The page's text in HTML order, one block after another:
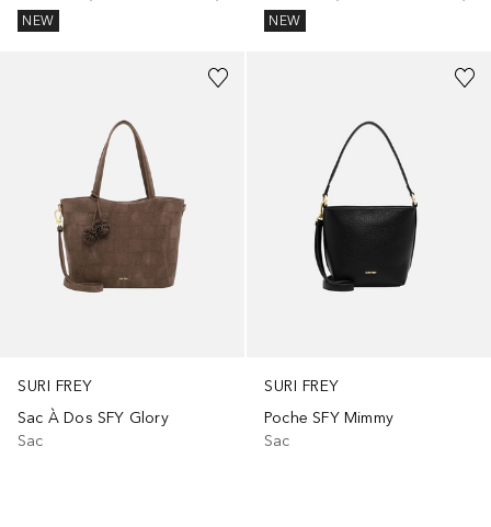
NEW
NEW
SURI FREY
Sac À Dos SFY Glory
Sac
SURI FREY
Poche SFY Mimmy
Sac